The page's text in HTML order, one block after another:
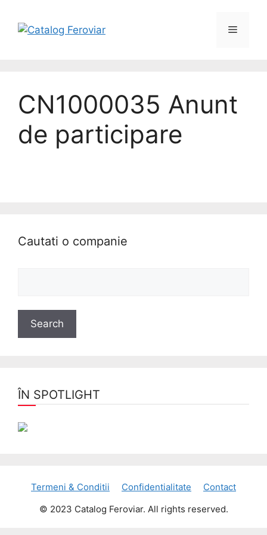
CN1000035 Anunt
de participare
Cautati o companie
ÎN SPOTLIGHT
Termeni & Conditii Confidentialitate
Contact
© 2023 Catalog Feroviar. All rights reserved.